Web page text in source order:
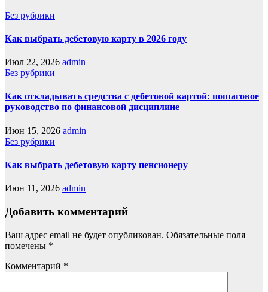
Без рубрики
Как выбрать дебетовую карту в 2026 году
Июл 22, 2026 admin
Без рубрики
Как откладывать средства с дебетовой картой: пошаговое
руководство по финансовой дисциплине
Июн 15, 2026 admin
Без рубрики
Как выбрать дебетовую карту пенсионеру
Июн 11, 2026 admin
Добавить комментарий
Ваш адрес email не будет опубликован. Обязательные поля
помечены *
Комментарий *